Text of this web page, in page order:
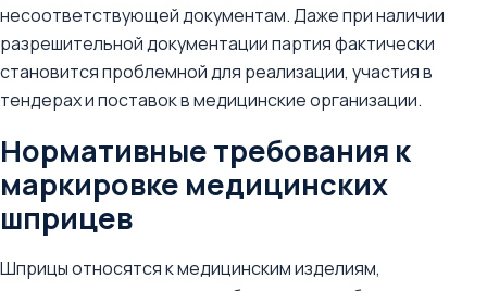
несоответствующей документам. Даже при наличии
разрешительной документации партия фактически
становится проблемной для реализации, участия в
тендерах и поставок в медицинские организации.
Нормативные требования к
маркировке медицинских
шприцев
Шприцы относятся к медицинским изделиям,